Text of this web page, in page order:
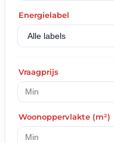
Energielabel
Vraagprijs
Woonoppervlakte (m²)